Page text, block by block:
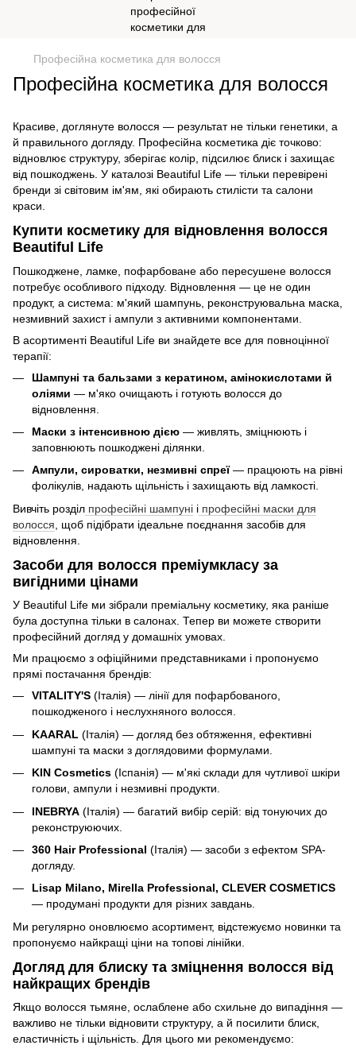
Професійна косметика для волосся
Професійна косметика для волосся
Красиве, доглянуте волосся — результат не тільки генетики, а
й правильного догляду. Професійна косметика діє точково:
відновлює структуру, зберігає колір, підсилює блиск і захищає
від пошкоджень. У каталозі Beautiful Life — тільки перевірені
бренди зі світовим ім'ям, які обирають стилісти та салони
краси.
Купити косметику для відновлення волосся
Beautiful Life
Пошкоджене, ламке, пофарбоване або пересушене волосся
потребує особливого підходу. Відновлення — це не один
продукт, а система: м'який шампунь, реконструювальна маска,
незмивний захист і ампули з активними компонентами.
В асортименті Beautiful Life ви знайдете все для повноцінної
терапії:
Шампуні та бальзами з кератином, амінокислотами й
оліями — м'яко очищають і готують волосся до
відновлення.
Маски з інтенсивною дією — живлять, зміцнюють і
заповнюють пошкоджені ділянки.
Ампули, сироватки, незмивні спреї— працюють на рівні
фолікулів, надають щільність і захищають від ламкості.
Вивчіть розділ професійні шампуні і професійні маски для
волосся , щоб підібрати ідеальне поєднання засобів для
відновлення.
Засоби для волосся преміумкласу за
вигідними цінами
У Beautiful Life ми зібрали преміальну косметику, яка раніше
була доступна тільки в салонах. Тепер ви можете створити
професійний догляд у домашніх умовах.
Ми працюємо з офіційними представниками і пропонуємо
прямі постачання брендів:
VITALITY'S (Італія) — лінії для пофарбованого,
пошкодженого і неслухняного волосся.
KAARAL (Італія) — догляд без обтяження, ефективні
шампуні та маски з доглядовими формулами.
KIN Cosmetics (Іспанія) — м'які склади для чутливої шкіри
голови, ампули і незмивні продукти.
INEBRYA (Італія) — багатий вибір серій: від тонуючих до
реконструюючих.
360 Hair Professional (Італія) — засоби з ефектом SPA-
догляду.
Lisap Milano, Mirella Professional, CLEVER COSMETICS
— продумані продукти для різних завдань.
Ми регулярно оновлюємо асортимент, відстежуємо новинки та
пропонуємо найкращі ціни на топові лінійки.
Догляд для блиску та зміцнення волосся від
найкращих брендів
Якщо волосся тьмяне, ослаблене або схильне до випадіння —
важливо не тільки відновити структуру, а й посилити блиск,
еластичність і щільність. Для цього ми рекомендуємо: